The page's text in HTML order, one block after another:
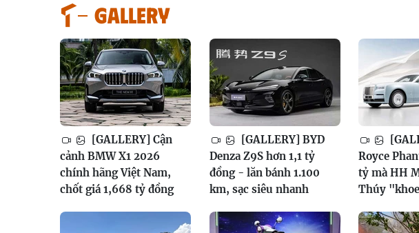
GALLERY
[GALLERY] Cận
cảnh BMW X1 2026
chính hãng Việt Nam,
chốt giá 1,668 tỷ đồng
[GALLERY] BYD
Denza Z9S hơn 1,1 tỷ
đồng - lăn bánh 1.100
km, sạc siêu nhanh
Royce
tỷ mà HH
Thúy